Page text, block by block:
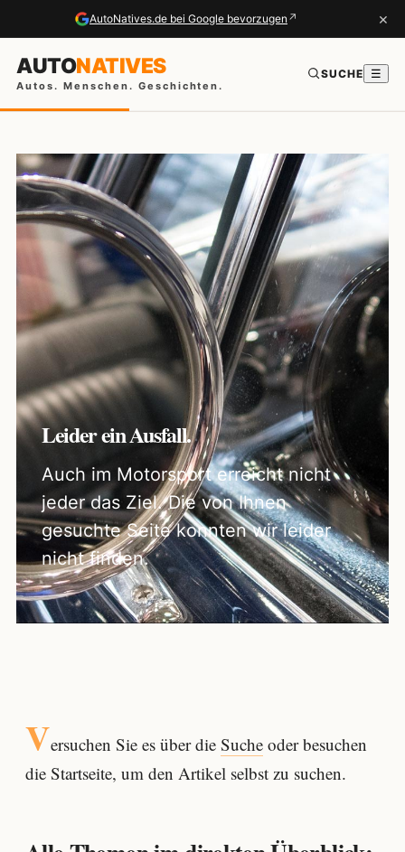
AutoNatives.de bei Google bevorzugen ↗ ×
AUTONATIVES
Autos. Menschen. Geschichten.
SUCHE ☰
Leider ein Ausfall.
Auch im Motorsport erreicht nicht
jeder das Ziel. Die von Ihnen
gesuchte Seite konnten wir leider
nicht finden.
Versuchen Sie es über die Sucheoder besuchen
die Startseite, um den Artikel selbst zu suchen.